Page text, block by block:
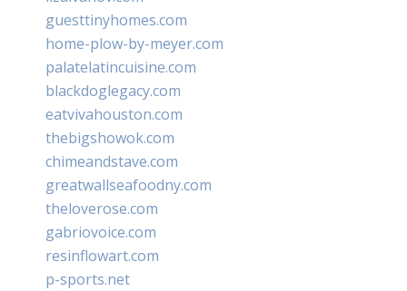
guesttinyhomes.com
home-plow-by-meyer.com
palatelatincuisine.com
blackdoglegacy.com
eatvivahouston.com
thebigshowok.com
chimeandstave.com
greatwallseafoodny.com
theloverose.com
gabriovoice.com
resinflowart.com
p-sports.net